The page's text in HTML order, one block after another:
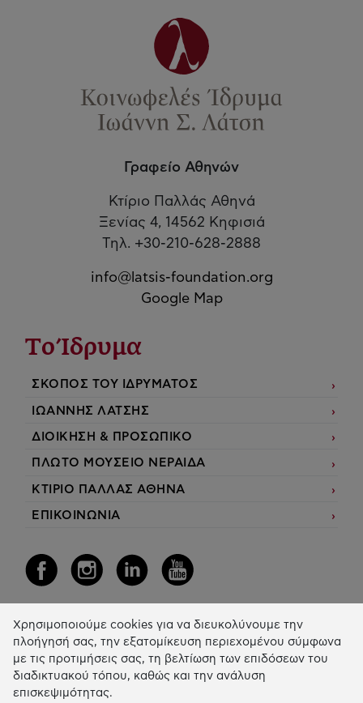
Γραφείο Αθηνών
Κτίριο Παλλάς Αθηνά
Ξενίας 4, 14562 Κηφισιά
Τηλ. +30-210-628-2888
info@latsis-foundation.org
Google Map
Το Ίδρυμα
ΣΚΟΠΟΣ ΤΟΥ ΙΔΡΥΜΑΤΟΣ
ΙΩΑΝΝΗΣ ΛΑΤΣΗΣ
ΔΙΟΙΚΗΣΗ & ΠΡΟΣΩΠΙΚΟ
ΠΛΩΤΟ ΜΟΥΣΕΙΟ ΝΕΡΑΙΔΑ
ΚΤΙΡΙΟ ΠΑΛΛΑΣ ΑΘΗΝΑ
ΕΠΙΚΟΙΝΩΝΙΑ
Η Δράση μας
ΕΚΠΑIΔΕΥΣΗ & ΑΝΑΠΤΥΞΗ ΔΕΞΙΟΤΗΤΩΝ
Χρησιμοποιούμε cookies για να διευκολύνουμε την
πλοήγησή σας, την εξατομίκευση περιεχομένου σύμφωνα
με τις προτιμήσεις σας, τη βελτίωση των επιδόσεων του
διαδικτυακού τόπου, καθώς και την ανάλυση
επισκεψιμότητας.